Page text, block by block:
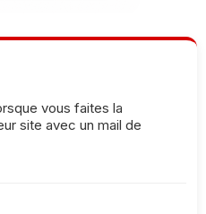
vous faites la
site avec un mail de